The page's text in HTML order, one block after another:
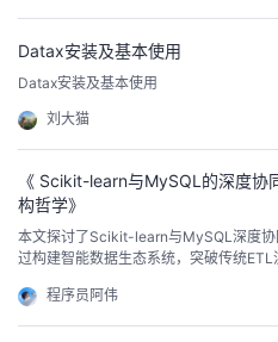
人
主
页
我
的
开
发
者
我
Datax安装及基本使用
Datax安装及基本使用
刘大猫
《 Scikit-learn与MySQL的深度协
构哲学》
本文探讨了Scikit-learn与MySQL深度
过构建智能数据生态系统，突破传统
等方面，阐述了二者协同带来的性能突
保障及元学习进化等特性，为通用人工
程序员阿伟